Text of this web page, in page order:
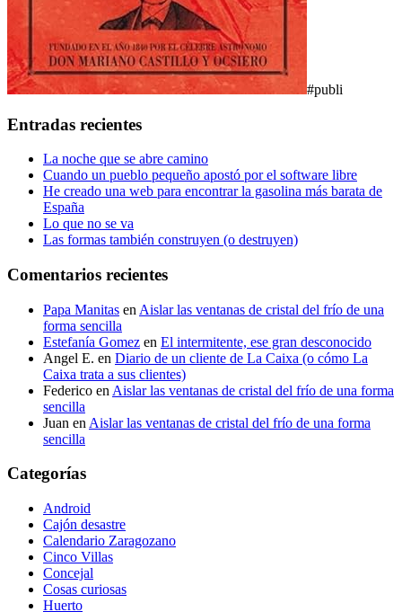
#publi
Entradas recientes
La noche que se abre camino
Cuando un pueblo pequeño apostó por el software libre
He creado una web para encontrar la gasolina más barata de
España
Lo que no se va
Las formas también construyen (o destruyen)
Comentarios recientes
Papa Manitas en Aislar las ventanas de cristal del frío de una
forma sencilla
Estefanía Gomez en El intermitente, ese gran desconocido
Angel E. en Diario de un cliente de La Caixa (o cómo La
Caixa trata a sus clientes)
Federico en Aislar las ventanas de cristal del frío de una forma
sencilla
Juan en Aislar las ventanas de cristal del frío de una forma
sencilla
Categorías
Android
Cajón desastre
Calendario Zaragozano
Cinco Villas
Concejal
Cosas curiosas
Huerto